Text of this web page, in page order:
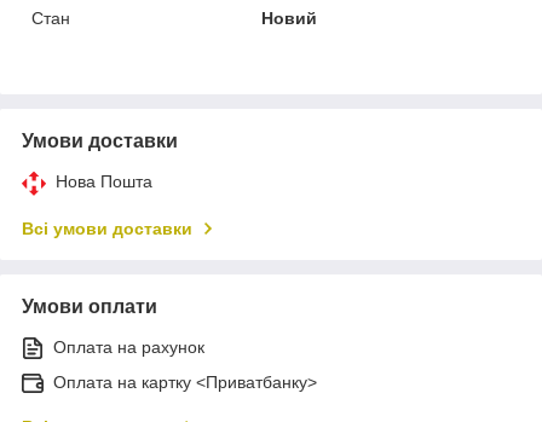
Стан
Новий
Умови доставки
Нова Пошта
Всі умови доставки
Умови оплати
Оплата на рахунок
Оплата на картку <Приватбанку>